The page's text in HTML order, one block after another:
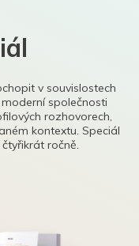
v souvislostech
společnosti
rozhovorech,
kontextu. Speciál
ročně.